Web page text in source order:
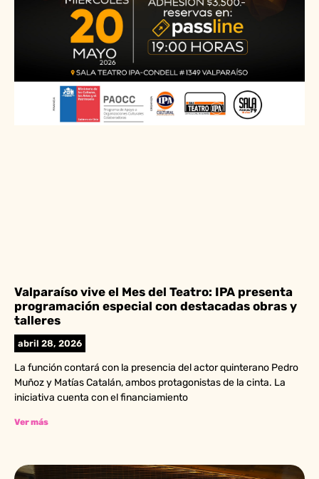
Valparaíso vive el Mes del Teatro: IPA presenta
programación especial con destacadas obras y
talleres
abril 28, 2026
La función contará con la presencia del actor quinterano Pedro
Muñoz y Matías Catalán, ambos protagonistas de la cinta. La
iniciativa cuenta con el financiamiento
Ver más